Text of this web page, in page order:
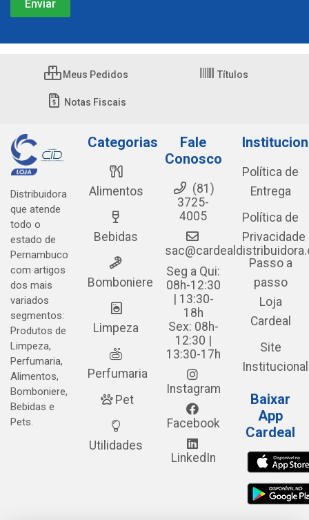
Meus Pedidos Títulos
Notas Fiscais
Distribuidora
que atende
todo o
estado de
Pernambuco
com artigos
dos mais
variados
segmentos:
Produtos de
Limpeza,
Perfumaria,
Alimentos,
Bomboniere,
Bebidas e
Pets.
Categorias
Alimentos
Bebidas
Bomboniere
Limpeza
Perfumaria
Pet
Utilidades
Fale
Conosco
(81)
3725-
4005
Seg a Qui:
08h-12:30
| 13:30-
18h
Sex: 08h-
12:30 |
13:30-17h
Instagram
Facebook
LinkedIn
Política de
Entrega
Política de
Privacidade
Passo a
passo
Loja
Cardeal
Site
Institucional
Baixar
App
Cardeal